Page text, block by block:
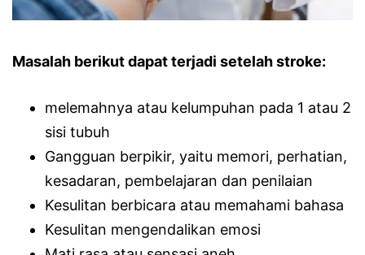
Masalah berikut dapat terjadi setelah stroke:
melemahnya atau kelumpuhan pada 1 atau 2
sisi tubuh
Gangguan berpikir, yaitu memori, perhatian,
kesadaran, pembelajaran dan penilaian
Kesulitan berbicara atau memahami bahasa
Kesulitan mengendalikan emosi